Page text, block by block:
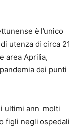
è l’unico
utenza di circa 21
area Aprilia,
dei punti
ultimi anni molti
figli negli ospedali